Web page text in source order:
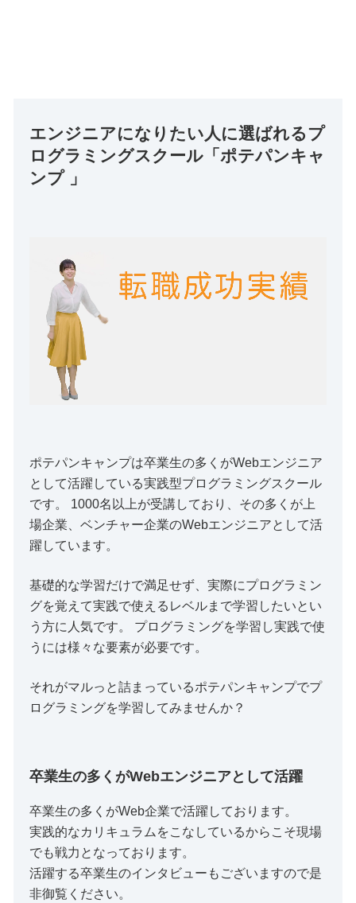
エンジニアになりたい人に選ばれるプ
ログラミングスクール「ポテパンキャ
ンプ 」
ポテパンキャンプは卒業生の多くがWebエンジニア
として活躍している実践型プログラミングスクール
です。 1000名以上が受講しており、その多くが上
場企業、ベンチャー企業のWebエンジニアとして活
躍しています。
基礎的な学習だけで満足せず、実際にプログラミン
グを覚えて実践で使えるレベルまで学習したいとい
う方に人気です。 プログラミングを学習し実践で使
うには様々な要素が必要です。
それがマルっと詰まっているポテパンキャンプでプ
ログラミングを学習してみませんか？
卒業生の多くがWebエンジニアとして活躍
卒業生の多くがWeb企業で活躍しております。
実践的なカリキュラムをこなしているからこそ現場
でも戦力となっております。
活躍する卒業生のインタビューもございますので是
非御覧ください。